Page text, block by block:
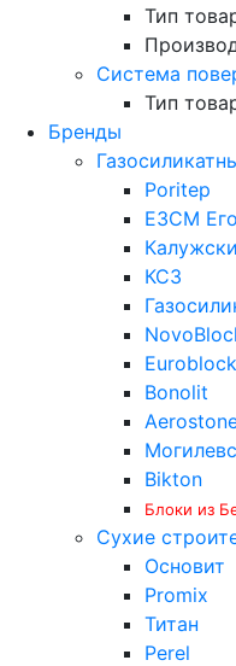
Тип
Система
Тип
Бренды
Poritep
ЕЗСМ
КСЗ
Euroblock
Bonolit
Bikton
Блоки из
Сухие
Основит
Promix
Титан
Perel